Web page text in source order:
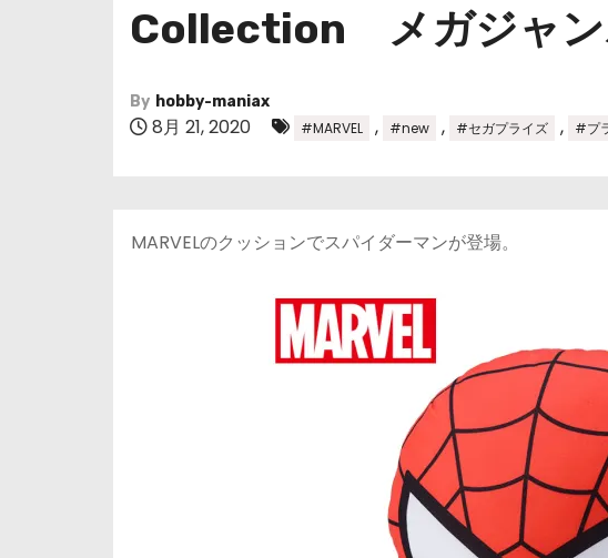
Collection メガジャン
By hobby-maniax
8月 21, 2020 #MARVEL , #new , #セガプライズ , #プ
MARVELのクッションでスパイダーマンが登場。